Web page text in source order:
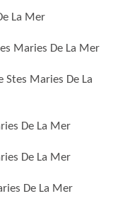
La Mer
Maries De La Mer
Maries De La
De La Mer
De La Mer
De La Mer